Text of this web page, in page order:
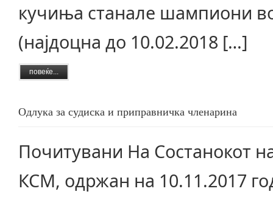
кучиња станале шампиони
(најдоцна до 10.02.2018 […]
повеќе...
Одлука за судиска и приправничка членарина
Почитувани На Состанокот
КСМ, одржан на 10.11.2017